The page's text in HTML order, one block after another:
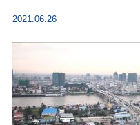
2021.06.26